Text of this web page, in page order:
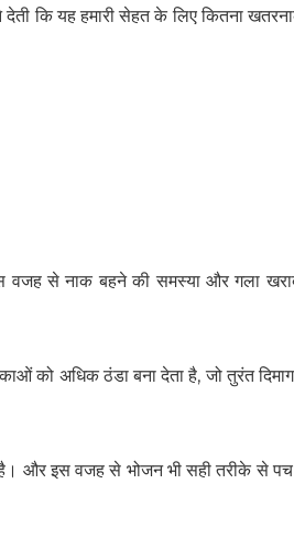
देती कि यह हमारी सेहत के लिए कितना
वजह से नाक बहने की समस्या और गला
को अधिक ठंडा बना देता है, जो तुरंत
इस वजह से भोजन भी सही तरीके से पच